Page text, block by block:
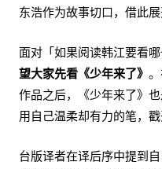
东浩作为故事切口，借此
面对「如果阅读韩江要看哪
望大家先看《少年来了》
作品之后，《少年来了》
用自己温柔却有力的笔，
台版译者在译后序中提到